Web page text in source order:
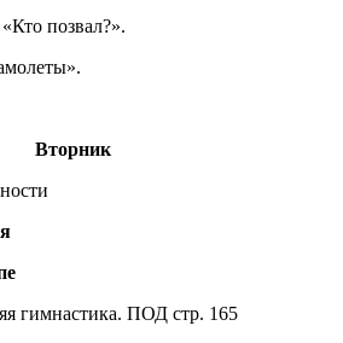
позвал?».
Вторник
гимнастика. ПОД стр. 165